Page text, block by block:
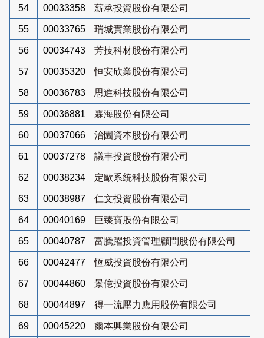
54 00033358 薪承投資股份有限公司
55 00033765 瑞城實業股份有限公司
56 00034743 芳技科材股份有限公司
57 00035320 恒安欣業股份有限公司
58 00036783 思進科技股份有限公司
59 00036881 霖海股份有限公司
60 00037066 治園資本股份有限公司
61 00037278 議丰投資股份有限公司
62 00038234 定歐系統科技股份有限公司
63 00038987 仁文投資股份有限公司
64 00040169 巨臻寶股份有限公司
65 00040787 富騰躍投資管理顧問股份有限公司
66 00042477 恆威投資股份有限公司
67 00044860 景億投資股份有限公司
68 00044897 得一流壓力應用股份有限公司
69 00045220 爾本興業股份有限公司